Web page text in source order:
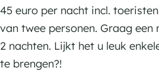
e
s
i
e
s
45 euro per nacht incl.
van twee personen. Graag
2 nachten. Lijkt het u leuk
te brengen?!